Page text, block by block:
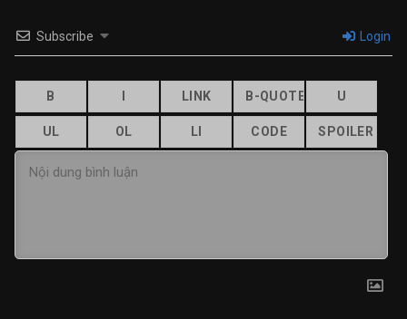
Subscribe Login